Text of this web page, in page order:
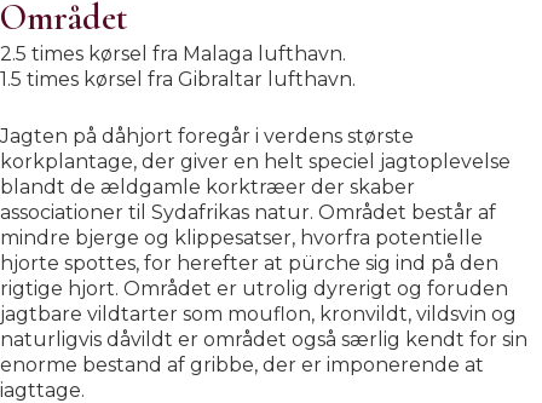
Området
2.5 times kørsel fra Malaga lufthavn.
1.5 times kørsel fra Gibraltar lufthavn.
Jagten på dåhjort foregår i verdens største
korkplantage, der giver en helt speciel jagtoplevelse
blandt de ældgamle korktræer der skaber
associationer til Sydafrikas natur. Området består af
mindre bjerge og klippesatser, hvorfra potentielle
hjorte spottes, for herefter at pürche sig ind på den
rigtige hjort. Området er utrolig dyrerigt og foruden
jagtbare vildtarter som mouflon, kronvildt, vildsvin og
naturligvis dåvildt er området også særlig kendt for sin
enorme bestand af gribbe, der er imponerende at
iagttage.